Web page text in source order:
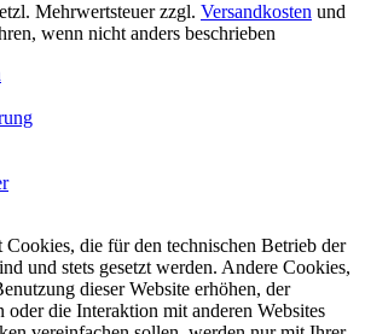
Mehrwertsteuer zzgl. Versandkosten und
wenn nicht anders beschrieben
Cookies, die für den technischen Betrieb der
und stets gesetzt werden. Andere Cookies,
dieser Website erhöhen, der
die Interaktion mit anderen Websites